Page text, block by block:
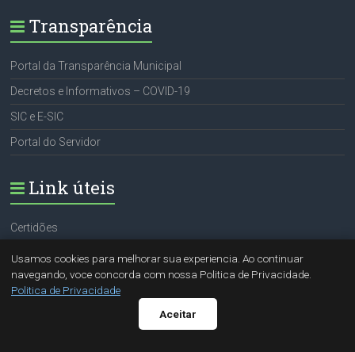
Transparência
Portal da Transparência Municipal
Decretos e Informativos – COVID-19
SIC e E-SIC
Portal do Servidor
Link úteis
Certidões
Portal do Servidor
SIC e E-SIC
Usamos cookies para melhorar sua experiencia. Ao continuar
navegando, voce concorda com nossa Politica de Privacidade.
Politica de Privacidade
Aceitar